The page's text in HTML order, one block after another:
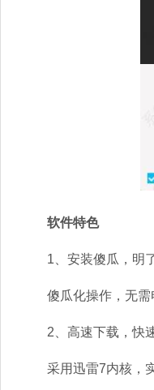
软件特色
1、安装傻瓜，明了
傻瓜化操作，无需电
2、高速下载，快速
采用迅雷7内核，实